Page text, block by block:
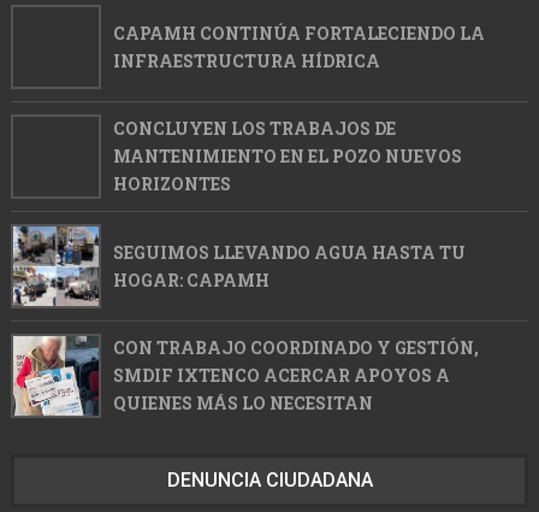
CAPAMH CONTINÚA FORTALECIENDO LA
INFRAESTRUCTURA HÍDRICA
CONCLUYEN LOS TRABAJOS DE
MANTENIMIENTO EN EL POZO NUEVOS
HORIZONTES
SEGUIMOS LLEVANDO AGUA HASTA TU
HOGAR: CAPAMH
CON TRABAJO COORDINADO Y GESTIÓN,
SMDIF IXTENCO ACERCAR APOYOS A
QUIENES MÁS LO NECESITAN
DENUNCIA CIUDADANA